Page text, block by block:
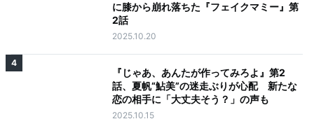
に膝から崩れ落ちた『フェイクマミー』第
2話
2025.10.20
4
『じゃあ、あんたが作ってみろよ』第2
話、夏帆“鮎美”の迷走ぶりが心配 新たな
恋の相手に「大丈夫そう？」の声も
2025.10.15